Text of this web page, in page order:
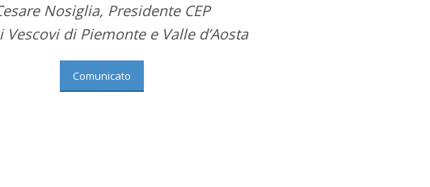
Nosiglia, Presidente CEP
Vescovi di Piemonte e Valle d’Aosta
Comunicato